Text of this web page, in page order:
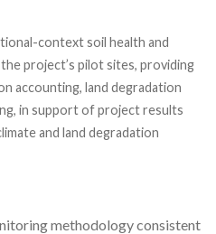
context soil health and
project’s pilot sites, providing
accounting, land degradation
in support of project results
and land degradation
methodology consistent